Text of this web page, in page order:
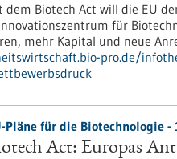
dem Biotech Act will die EU
für
mehr Kapital und neue
pro.de/
Pläne für die Biotechnologie -
Act: Europas